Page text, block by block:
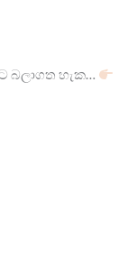
බලාගත හැක…